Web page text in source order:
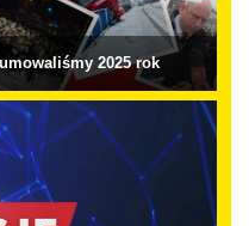
2025 rok